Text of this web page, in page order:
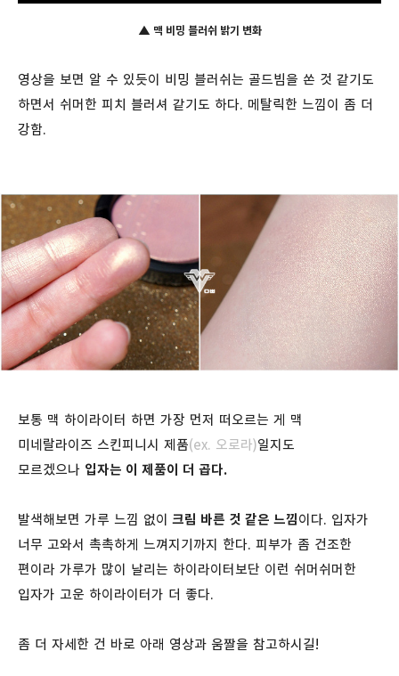
▲ 맥 비밍 블러쉬 밝기 변화
영상을 보면 알 수 있듯이 비밍 블러쉬는 골드빔을 쏜 것 같기도
하면서 쉬머한 피치 블러셔 같기도 하다. 메탈릭한 느낌이 좀 더
강함.
보통 맥 하이라이터 하면 가장 먼저 떠오르는 게 맥
미네랄라이즈 스킨피니시 제품(ex. 오로라)일지도
모르겠으나 입자는 이 제품이 더 곱다.
발색해보면 가루 느낌 없이 크림 바른 것 같은 느낌이다. 입자가
너무 고와서 촉촉하게 느껴지기까지 한다. 피부가 좀 건조한
편이라 가루가 많이 날리는 하이라이터보단 이런 쉬머쉬머한
입자가 고운 하이라이터가 더 좋다.
좀 더 자세한 건 바로 아래 영상과 움짤을 참고하시길!